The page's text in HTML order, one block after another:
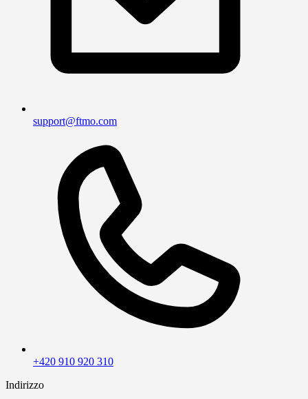
support@ftmo.com
+420 910 920 310
Indirizzo